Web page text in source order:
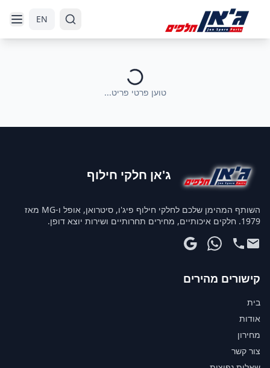
EN
טוען פרטי פריט...
ג'אן חלקי חילוף
השותף המהימן שלכם לחלקי חילוף פיג'ו, סיטרואן, אופל ו-MG מאז
1979. חלקים איכותיים, מחירים תחרותיים ושירות יוצא דופן.
קישורים מהירים
בית
אודות
מחירון
צור קשר